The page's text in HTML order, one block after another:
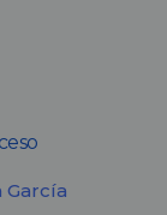
García